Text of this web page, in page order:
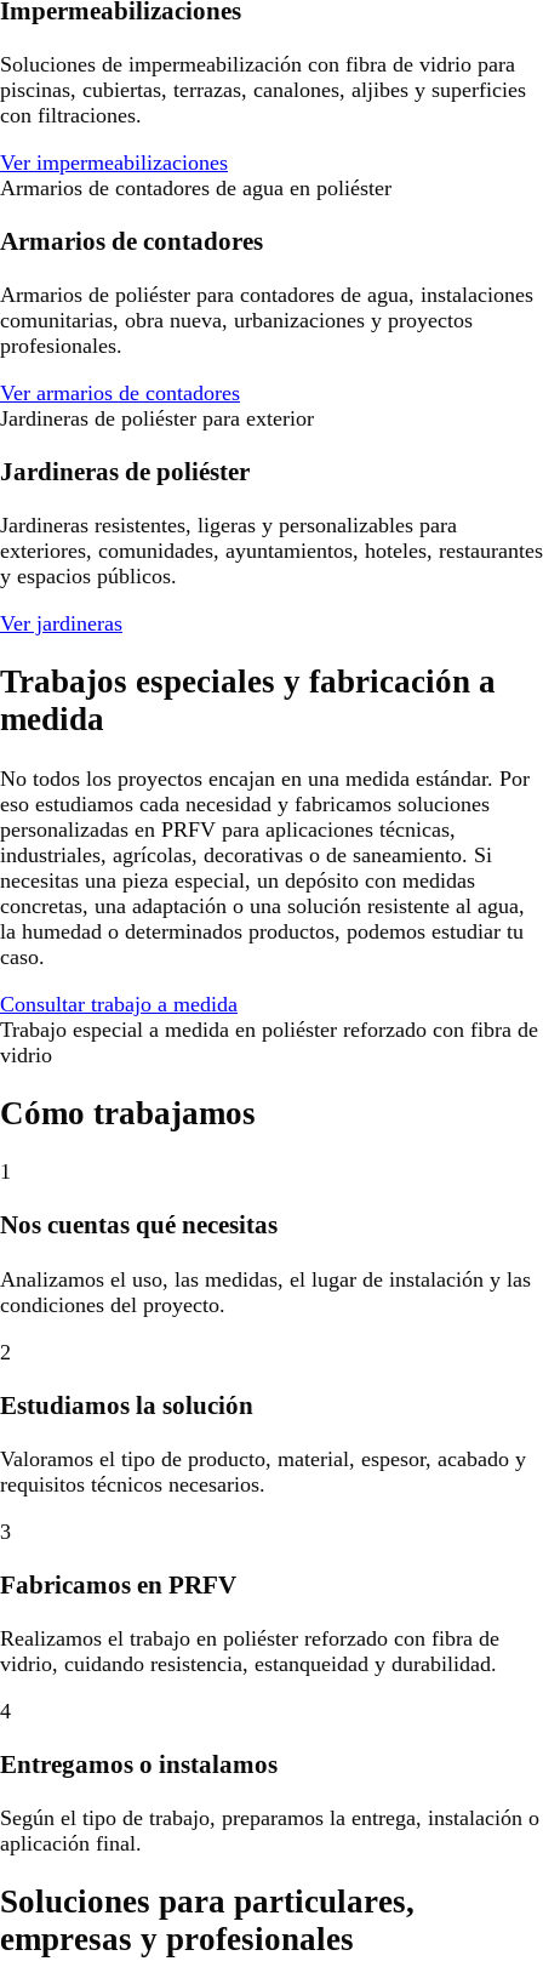
Impermeabilizaciones
Soluciones de impermeabilización con fibra de vidrio para
piscinas, cubiertas, terrazas, canalones, aljibes y superficies
con filtraciones.
Ver impermeabilizaciones
Armarios de contadores de agua en poliéster
Armarios de contadores
Armarios de poliéster para contadores de agua, instalaciones
comunitarias, obra nueva, urbanizaciones y proyectos
profesionales.
Ver armarios de contadores
Jardineras de poliéster para exterior
Jardineras de poliéster
Jardineras resistentes, ligeras y personalizables para
exteriores, comunidades, ayuntamientos, hoteles, restaurantes
y espacios públicos.
Ver jardineras
Trabajos especiales y fabricación a
medida
No todos los proyectos encajan en una medida estándar. Por
eso estudiamos cada necesidad y fabricamos soluciones
personalizadas en PRFV para aplicaciones técnicas,
industriales, agrícolas, decorativas o de saneamiento. Si
necesitas una pieza especial, un depósito con medidas
concretas, una adaptación o una solución resistente al agua,
la humedad o determinados productos, podemos estudiar tu
caso.
Consultar trabajo a medida
Trabajo especial a medida en poliéster reforzado con fibra de
vidrio
Cómo trabajamos
1
Nos cuentas qué necesitas
Analizamos el uso, las medidas, el lugar de instalación y las
condiciones del proyecto.
2
Estudiamos la solución
Valoramos el tipo de producto, material, espesor, acabado y
requisitos técnicos necesarios.
3
Fabricamos en PRFV
Realizamos el trabajo en poliéster reforzado con fibra de
vidrio, cuidando resistencia, estanqueidad y durabilidad.
4
Entregamos o instalamos
Según el tipo de trabajo, preparamos la entrega, instalación o
aplicación final.
Soluciones para particulares,
empresas y profesionales